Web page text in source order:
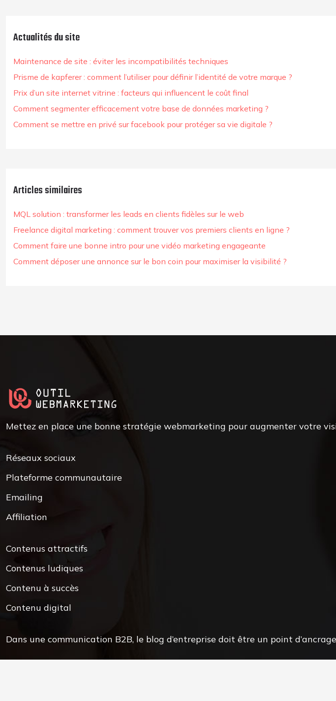
Actualités du site
Maintenance de site : éviter les incompatibilités techniques
Prisme de kapferer : comment l’utiliser pour définir l’identité de votre marque ?
Prix d’un site internet vitrine : facteurs qui influencent le coût final
Comment segmenter efficacement votre base de données marketing ?
Comment se mettre en privé sur facebook pour protéger sa vie digitale ?
Articles similaires
MQL solution : transformer les leads en clients fidèles sur le web
Freelance digital marketing : comment trouver vos premiers clients en ligne ?
Comment faire une bonne intro pour une vidéo marketing engageante
Comment déposer une annonce sur le bon coin pour maximiser la visibilité ?
Mettez en place une bonne stratégie webmarketing pour augmenter votre
Réseaux sociaux
Plateforme communautaire
Emailing
Affiliation
Contenus attractifs
Contenus ludiques
Contenu à succès
Contenu digital
Dans une communication B2B, le blog d’entreprise doit être un point